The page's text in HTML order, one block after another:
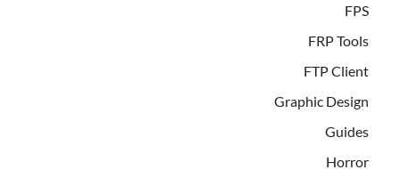
FPS
FRP Tools
FTP Client
Graphic Design
Guides
Horror